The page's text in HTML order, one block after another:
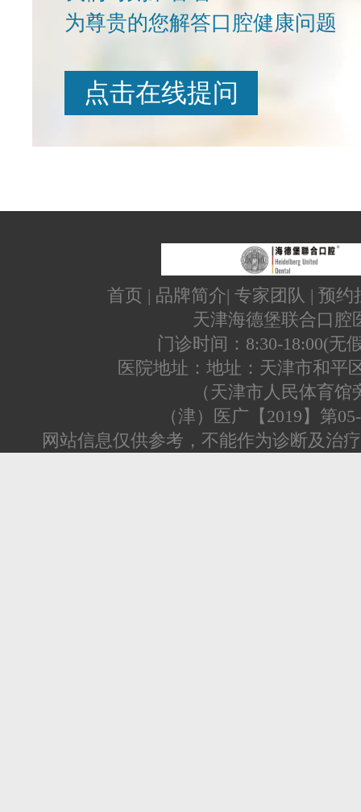
为尊贵的您解答口腔健康问题
点击在线提问
首页 | 品牌简介| 专家团队 | 预约
天津海德堡联合口腔
门诊时间：8:30-18:00(无
医院地址：地址：天津市和平
（天津市人民体育馆
（津）医广【2019】第
网站信息仅供参考，不能作为诊断及治